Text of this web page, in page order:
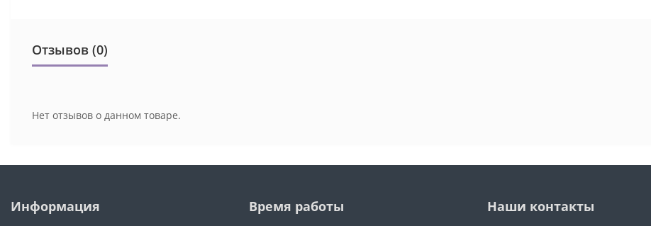
Отзывов (0)
Нет отзывов о данном товаре.
Информация Время работы Наши контакты